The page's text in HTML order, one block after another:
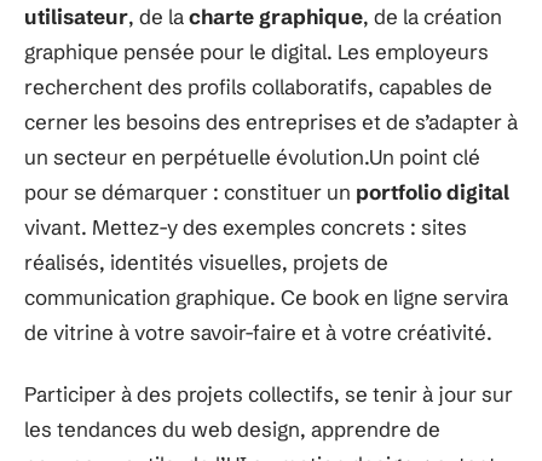
utilisateur, de lacharte graphique, de la création
graphique pensée pour le digital. Les employeurs
recherchent des profils collaboratifs, capables de
cerner les besoins des entreprises et de s’adapter à
un secteur en perpétuelle évolution.Un point clé
pour se démarquer : constituer un portfolio digital
vivant. Mettez-y des exemples concrets : sites
réalisés, identités visuelles, projets de
communication graphique. Ce book en ligne servira
de vitrine à votre savoir-faire et à votre créativité.
Participer à des projets collectifs, se tenir à jour sur
les tendances du web design, apprendre de